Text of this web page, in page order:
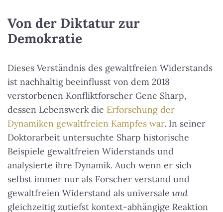
Von der Diktatur zur
Demokratie
Dieses Verständnis des gewaltfreien Widerstands
ist nachhaltig beeinflusst von dem 2018
verstorbenen Konfliktforscher Gene Sharp,
dessen Lebenswerk die Erforschung der
Dynamiken gewaltfreien Kampfes war. In seiner
Doktorarbeit untersuchte Sharp historische
Beispiele gewaltfreien Widerstands und
analysierte ihre Dynamik. Auch wenn er sich
selbst immer nur als Forscher verstand und
gewaltfreien Widerstand als universale und
gleichzeitig zutiefst kontext-abhängige Reaktion